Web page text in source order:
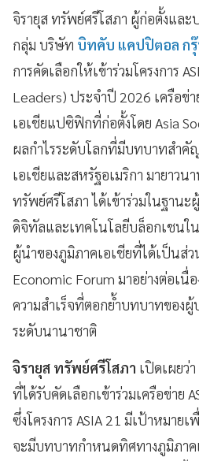
จิรายุส ทรัพย์ศรีโสภา ผู้ก่อตั้งและ
กลุ่ม บริษัท บิทคับ แคปปิตอล ก
การคัดเลือกให้เข้าร่วมโครงการ
Leaders) ประจำปี 2026 เครือข่
เอเชียแปซิฟิกที่ก่อตั้งโดย Asia
ผลกำไรระดับโลกที่มีบทบาทสำคั
เอเชียและสหรัฐอเมริกา มายาวน
ทรัพย์ศรีโสภา ได้เข้าร่วมในฐาน
ดิจิทัลและเทคโนโลยีบล็อกเชนใ
ผู้นำของภูมิภาคเอเชียที่ได้เป็นส่
Economic Forum มาอย่างต่อเ
ความสำเร็จที่ตอกย้ำบทบาทของ
ระดับนานาชาติ
จิรายุส ทรัพย์ศรีโสภา เปิดเผยว่
ที่ได้รับคัดเลือกเข้าร่วมเครือข่าย
ซึ่งโครงการ ASIA 21 มีเป้าหมา
จะมีบทบาทกำหนดทิศทางภูมิภาค